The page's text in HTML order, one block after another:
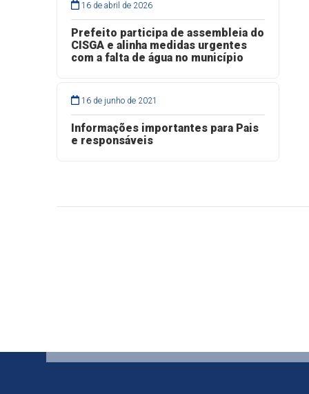
16 de abril de 2026
Prefeito participa de assembleia do
CISGA e alinha medidas urgentes
com a falta de água no município
16 de junho de 2021
Informações importantes para Pais
e responsáveis